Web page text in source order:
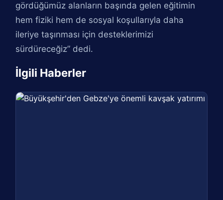
gördüğümüz alanların başında gelen eğitimin
hem fiziki hem de sosyal koşullarıyla daha
ileriye taşınması için desteklerimizi
sürdüreceğiz” dedi.
İlgili Haberler